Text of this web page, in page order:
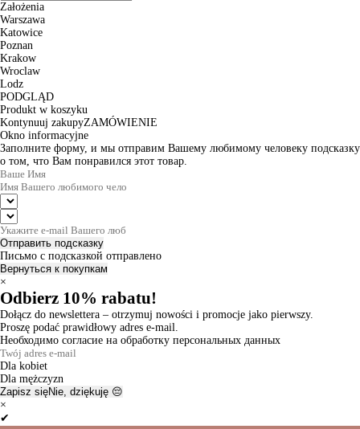
Założenia
Warszawa
Katowice
Poznan
Krakow
Wroclaw
Lodz
PODGLĄD
Produkt w koszyku
Kontynuuj zakupyZAMÓWIENIE
Okno informacyjne
Заполните форму, и мы отправим Вашему любимому человеку подсказку
о том, что Вам понравился этот товар.
Отправить подсказку
Письмо с подсказкой отправлено
Вернуться к покупкам
×
Odbierz 10% rabatu!
Dołącz do newslettera – otrzymuj nowości i promocje jako pierwszy.
Proszę podać prawidłowy adres e-mail.
Необходимо согласие на обработку персональных данных
Dla kobiet
Dla mężczyzn
Zapisz sięNie, dziękuję 😔
×
✔